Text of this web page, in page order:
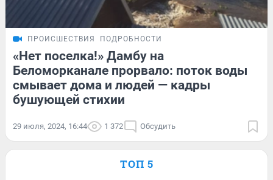
ПРОИСШЕСТВИЯ ПОДРОБНОСТИ
«Нет поселка!» Дамбу на
Беломорканале прорвало: поток воды
смывает дома и людей — кадры
бушующей стихии
29 июля, 2024, 16:44 1 372 Обсудить
ТОП 5